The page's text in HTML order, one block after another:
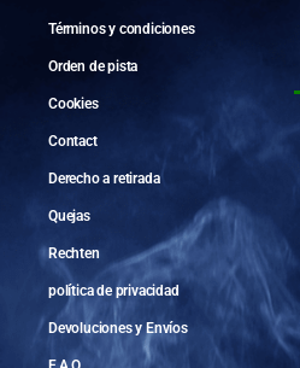
Términos y condiciones
Orden de pista
Cookies
Contact
Derecho a retirada
Quejas
Rechten
política de privacidad
Devoluciones y Envíos